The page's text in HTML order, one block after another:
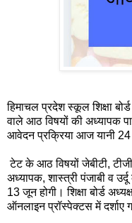
हिमाचल प्रदेश स्कूल शिक्षा
वाले आठ विषयों की अध्यापक
आवेदन प्रक्रिया आज यानी 24
टेट के आठ विषयों जेबीटी,
अध्यापक, शास्त्री पंजाबी व
13 जून होगी। शिक्षा बोर्ड
ऑनलाइन प्रॉस्पेक्टस में दर्शाए